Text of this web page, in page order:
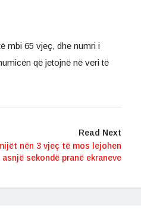
mbi 65 vjeç, dhe numri i
që jetojnë në veri të
Read Next
nën 3 vjeç të mos lejohen
asnjë sekondë pranë ekraneve